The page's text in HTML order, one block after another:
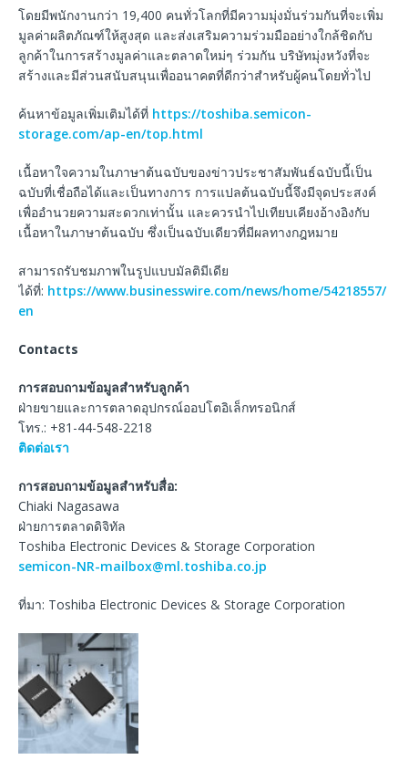
โดยมีพนักงานกว่า 19,400 คนทั่วโลกที่มีความมุ่งมั่นร่วมกันที่จะเพิ่ม
มูลค่าผลิตภัณฑ์ให้สูงสุด และส่งเสริมความร่วมมืออย่างใกล้ชิดกับ
ลูกค้าในการสร้างมูลค่าและตลาดใหม่ๆ ร่วมกัน บริษัทมุ่งหวังที่จะ
สร้างและมีส่วนสนับสนุนเพื่ออนาคตที่ดีกว่าสำหรับผู้คนโดยทั่วไป
ค้นหาข้อมูลเพิ่มเติมได้ที่ https://toshiba.semicon-
storage.com/ap-en/top.html
เนื้อหาใจความในภาษาต้นฉบับของข่าวประชาสัมพันธ์ฉบับนี้เป็น
ฉบับที่เชื่อถือได้และเป็นทางการ การแปลต้นฉบับนี้จึงมีจุดประสงค์
เพื่ออำนวยความสะดวกเท่านั้น และควรนำไปเทียบเคียงอ้างอิงกับ
เนื้อหาในภาษาต้นฉบับ ซึ่งเป็นฉบับเดียวที่มีผลทางกฎหมาย
สามารถรับชมภาพในรูปแบบมัลติมีเดีย
ได้ที่: https://www.businesswire.com/news/home/54218557/
en
Contacts
การสอบถามข้อมูลสำหรับลูกค้า
ฝ่ายขายและการตลาดอุปกรณ์ออปโตอิเล็กทรอนิกส์
โทร.: +81-44-548-2218
ติดต่อเรา
การสอบถามข้อมูลสำหรับสื่อ:
Chiaki Nagasawa
ฝ่ายการตลาดดิจิทัล
Toshiba Electronic Devices & Storage Corporation
semicon-NR-mailbox@ml.toshiba.co.jp
ที่มา: Toshiba Electronic Devices & Storage Corporation